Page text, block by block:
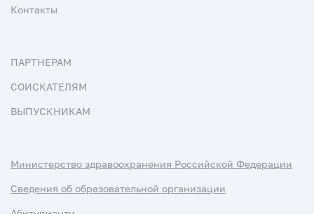
Контакты
ПАРТНЕРАМ
СОИСКАТЕЛЯМ
ВЫПУСКНИКАМ
Министерство здравоохранения Российской Федерации
Сведения об образовательной организации